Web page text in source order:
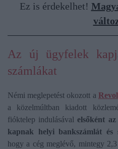
Ez is érdekelhet!
Az új ügyfelek
számlákat
Némi meglepetést okozott a
a közelmúltban kiadott
fióktelep indulásával elsőként
kapnak helyi bankszámlát és
hogy a cég meglévő, mintegy